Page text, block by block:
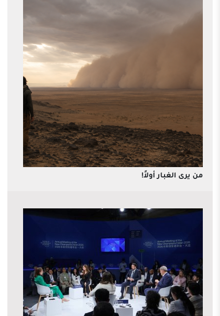
من يرى الغبار أولاً!